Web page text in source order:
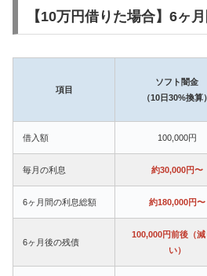
【10万円借りた場合】6ヶ
項目
ソフト闇金
（10日30%換算）
借入額 100,000円
毎月の利息 約30,000円〜
6ヶ月間の利息総額 約180,000円〜
6ヶ月後の残債
100,000円前後（減
い）